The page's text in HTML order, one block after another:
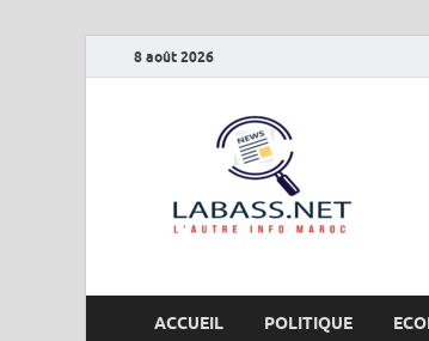
8 août 2026
ACCUEIL POLITIQUE